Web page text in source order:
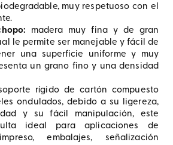
muy respetuoso con el
madera muy fina y de gran
le permite ser manejable y fácil de
una superficie uniforme y muy
un grano fino y una densidad
rígido de cartón compuesto
ondulados, debido a su ligereza,
y su fácil manipulación, este
ideal para aplicaciones de
embalajes, señalización